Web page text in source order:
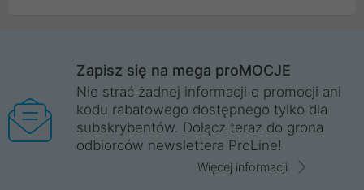
Wrocław, Poznań, Legnica, Katowice, Gliwice, Kalisz, Bytom,
Trzebnica, Opole. Szybka i profesjonalna obsługa!
ProLine to polska firma ze 100% polskim kapitałem. Działamy
legalnie i płacimy podatki w naszym kraju! Posiadamy siedzibę
główną w Mirkowie oraz salony na terenie kraju. Cała
komunikacja ze sklepem komputerowym ProLine jest
Zapisz się na mega proMOCJE
Nie strać żadnej informacji o promocji ani
kodu rabatowego dostępnego tylko dla
subskrybentów. Dołącz teraz do grona
odbiorców newslettera ProLine!
Więcej informacji